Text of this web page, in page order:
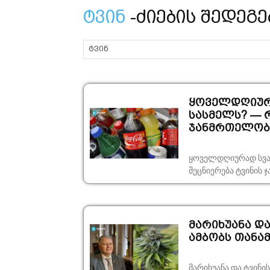
ტვინ -ძიების
სასმელს? —
ყოველდღიურად
მეცნიერება ტვინის
მარიხუანა
ამბობს
მარიხუანა და